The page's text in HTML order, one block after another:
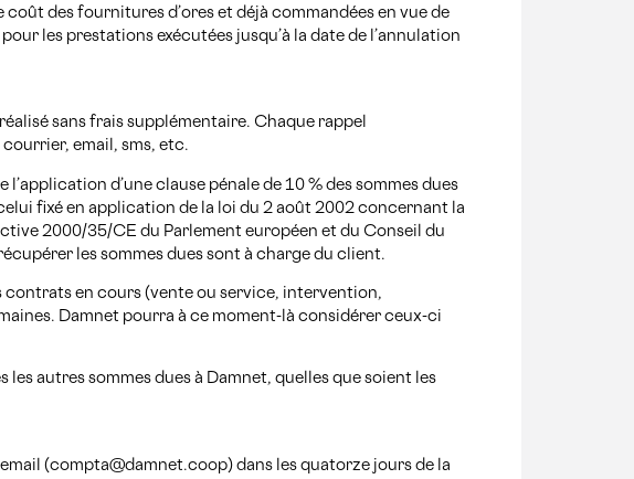
des fournitures d’ores et déjà commandées en vue de
les prestations exécutées jusqu’à la date de l’annulation
sans frais supplémentaire. Chaque rappel
email, sms, etc.
d’une clause pénale de 10 % des sommes dues
fixé en application de la loi du 2 août 2002 concernant la
2000/35/CE du Parlement européen et du Conseil du
les sommes dues sont à charge du client.
contrats en cours (vente ou service, intervention,
Damnet pourra à ce moment-là considérer ceux-ci
autres sommes dues à Damnet, quelles que soient les
(compta@damnet.coop) dans les quatorze jours de la